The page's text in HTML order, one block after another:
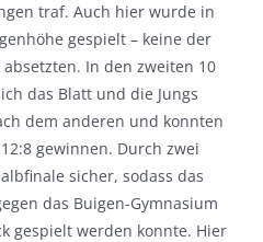
traf. Auch hier wurde in
gespielt – keine der
In den zweiten 10
das Blatt und die Jungs
dem anderen und konnten
gewinnen. Durch zwei
sicher, sodass das
das Buigen-Gymnasium
gespielt werden konnte. Hier